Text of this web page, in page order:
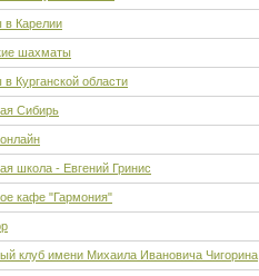
Карелии
шахматы
Курганской области
Сибирь
школа - Евгений Гринис
кафе "Гармония"
клуб имени Михаила Ивановича Чигорина